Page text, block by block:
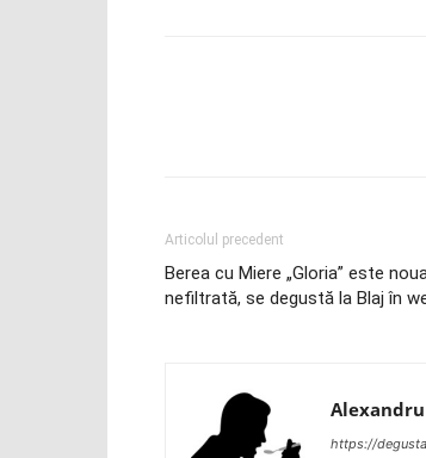
Articolul precedent
Berea cu Miere „Gloria” este
nefiltrată, se degustă la Blaj în
https://